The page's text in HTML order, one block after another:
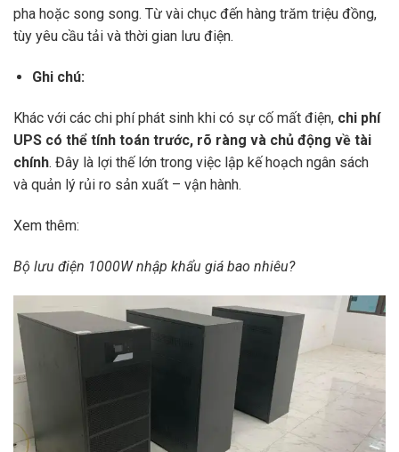
pha hoặc song song. Từ vài chục đến hàng trăm triệu đồng,
tùy yêu cầu tải và thời gian lưu điện.
Ghi chú:
Khác với các chi phí phát sinh khi có sự cố mất điện, chi phí
UPS có thể tính toán trước, rõ ràng và chủ động về tài
chính. Đây là lợi thế lớn trong việc lập kế hoạch ngân sách
và quản lý rủi ro sản xuất – vận hành.
Xem thêm:
Bộ lưu điện 1000W nhập khẩu giá bao nhiêu?